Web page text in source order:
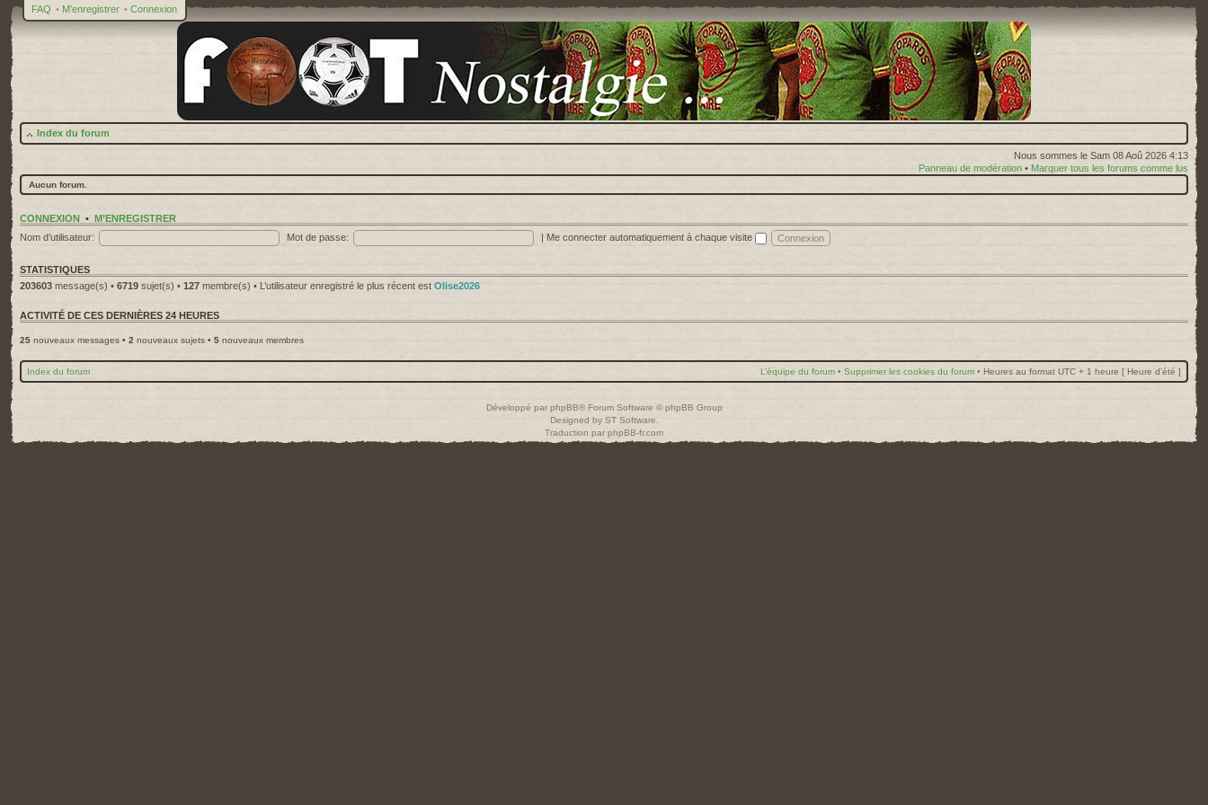
FAQ • M’enregistrer • Connexion
Index du forum
Nous sommes le Sam 08 Aoû 2026 4:13
Panneau de modération • Marquer tous les forums comme lus
Aucun forum.
CONNEXION • M’ENREGISTRER
Nom d’utilisateur:
Mot de passe: | Me connecter automatiquement à chaque visite
STATISTIQUES
203603 message(s) • 6719 sujet(s) • 127 membre(s) • L’utilisateur enregistré le plus récent est Olise2026
ACTIVITÉ DE CES DERNIÈRES 24 HEURES
25 nouveaux messages • 2 nouveaux sujets • 5 nouveaux membres
Index du forum L’équipe du forum • Supprimer les cookies du forum • Heures au format UTC + 1 heure [ Heure d’été ]
Développé par phpBB® Forum Software © phpBB Group
Designed by ST Software
Traduction par phpBB-fr.com